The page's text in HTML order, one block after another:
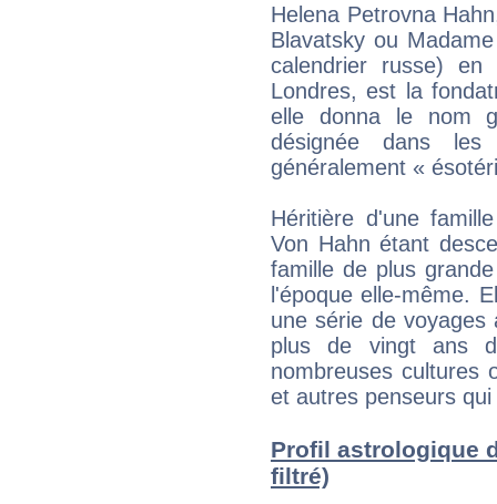
Helena Petrovna
Blavatsky ou
calendrier russe)
Londres, est la
elle donna le nom
désignée dans les
généralement «
Héritière d'une
Von Hahn étant
famille de plus
l'époque elle-même.
une série de
plus de vingt ans
nombreuses cultures
et autres penseurs
Profil astrologique
filtré)